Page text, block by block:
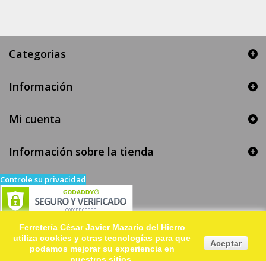
Categorías
Información
Mi cuenta
Información sobre la tienda
Ferretería César Javier Mazarío del Hierro
utiliza cookies y otras tecnologías para que
podamos mejorar su experiencia en
Aceptar
Controle su privacidad